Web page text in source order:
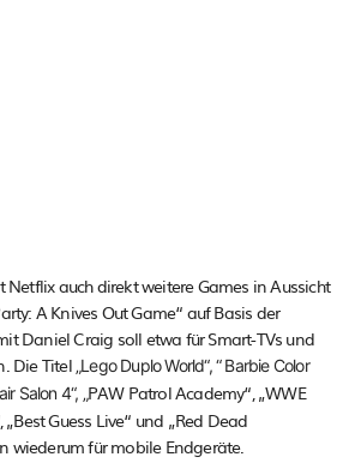
Netflix auch direkt weitere Games in Aussicht
A Knives Out Game“ auf Basis der
Daniel Craig soll etwa für Smart-TVs und
Die Titel „Lego Duplo World“, “ Barbie Color
Salon 4“, „PAW Patrol Academy“, „WWE
„Best Guess Live“ und „Red Dead
wiederum für mobile Endgeräte.